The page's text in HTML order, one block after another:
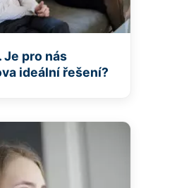
Je pro nás
ideální řešení?